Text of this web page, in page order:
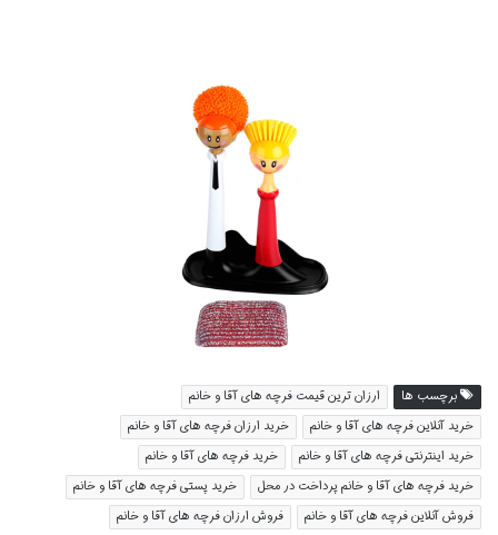
برچسب ها
ارزان ترین قیمت فرچه های آقا و خانم
خرید آنلاین فرچه های آقا و خانم
خرید ارزان فرچه های آقا و خانم
خرید اینترنتی فرچه های آقا و خانم
خرید فرچه های آقا و خانم
خرید فرچه های آقا و خانم پرداخت در محل
خرید پستی فرچه های آقا و خانم
فروش آنلاین فرچه های آقا و خانم
فروش ارزان فرچه های آقا و خانم